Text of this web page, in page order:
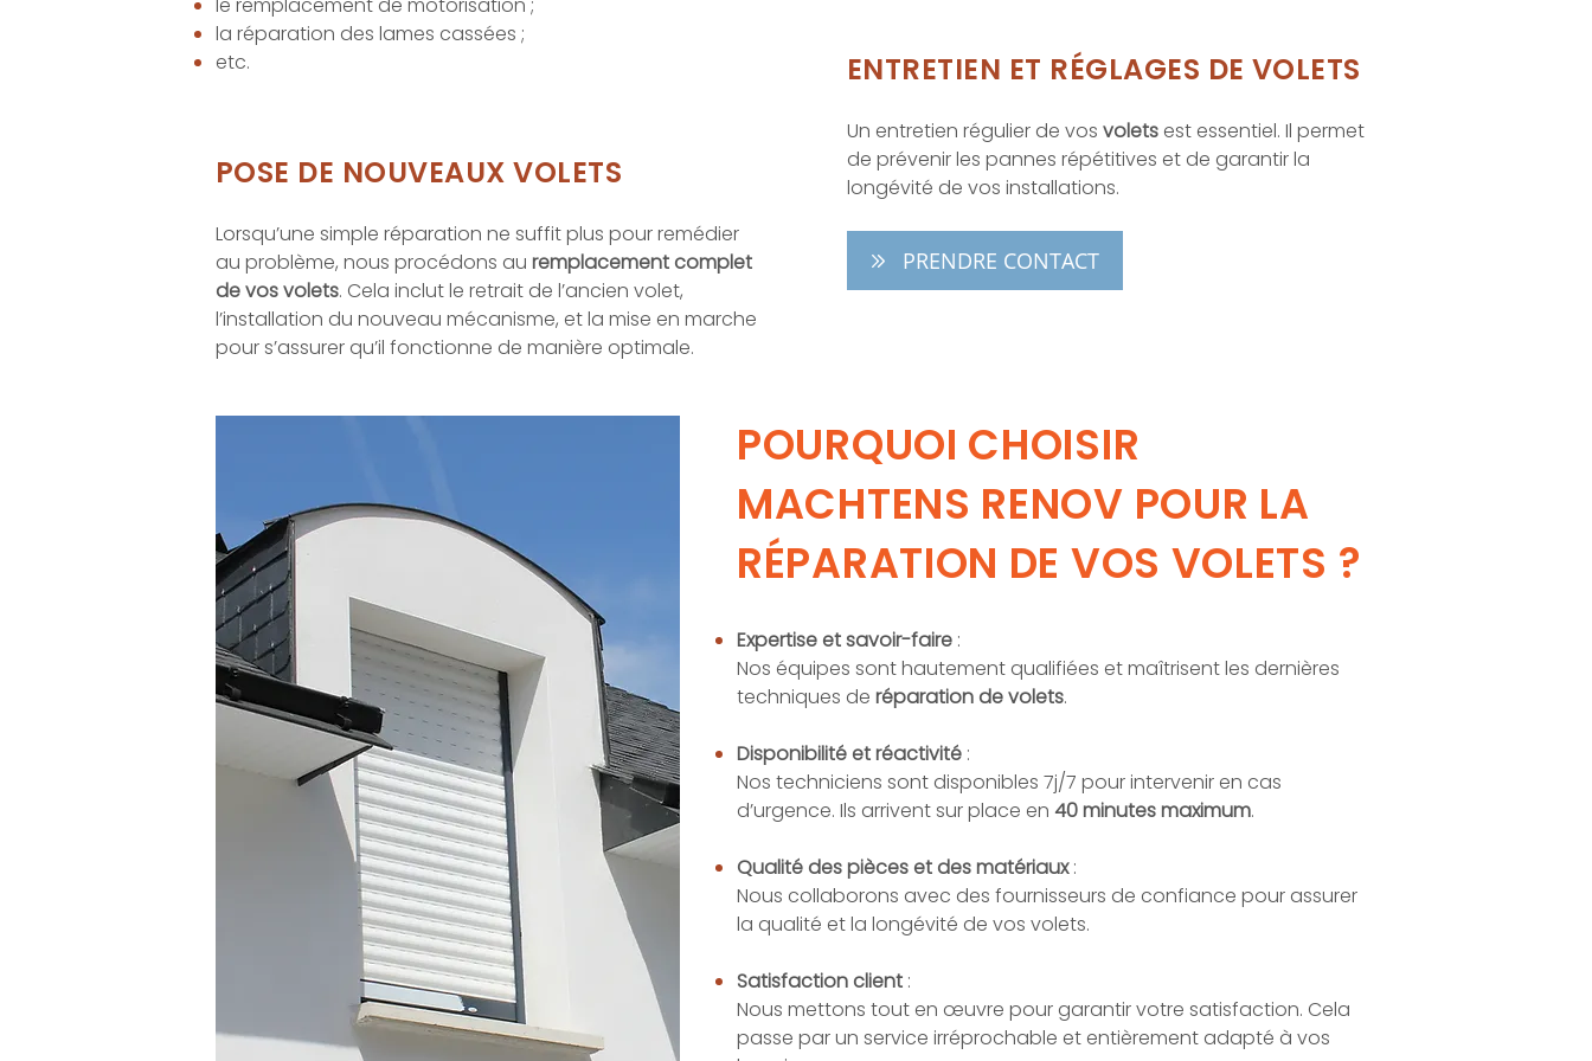
la réparation des lames cassées ;
etc.
POSE DE NOUVEAUX VOLETS
Lorsqu’une simple réparation ne suffit plus pour remédier
au problème, nous procédons au remplacement complet
de vos volets. Cela inclut le retrait de l’ancien volet,
l’installation du nouveau mécanisme, et la mise en marche
pour s’assurer qu’il fonctionne de manière optimale.
ENTRETIEN ET RÉGLAGES DE VOLETS
Un entretien régulier de vos volets est essentiel. Il permet
de prévenir les pannes répétitives et de garantir la
longévité de vos installations.
PRENDRE CONTACT
POURQUOI CHOISIR
MACHTENS RENOV POUR LA
RÉPARATION DE VOS VOLETS ?
Expertise et savoir-faire :
Nos équipes sont hautement qualifiées et maîtrisent les dernières
techniques de réparation de volets.
Disponibilité et réactivité :
Nos techniciens sont disponibles 7j/7 pour intervenir en cas
d’urgence. Ils arrivent sur place en 40 minutes maximum.
Qualité des pièces et des matériaux:
Nous collaborons avec des fournisseurs de confiance pour assurer
la qualité et la longévité de vos volets.
Satisfaction client :
Nous mettons tout en œuvre pour garantir votre satisfaction. Cela
passe par un service irréprochable et entièrement adapté à vos